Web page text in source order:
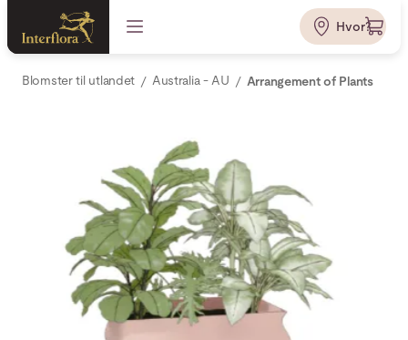
Hvor?
Blomster til utlandet Australia - AU Arrangement of Plants